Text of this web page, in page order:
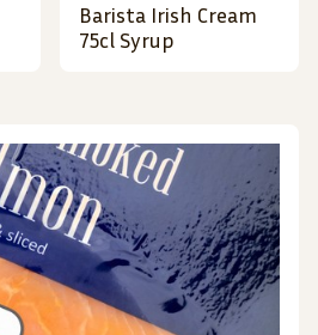
Barista Irish Cream
75cl Syrup